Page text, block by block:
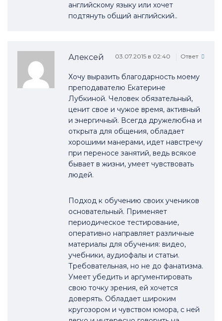
английскому языку или хочет
подтянуть общий английский..
Алексей 03.07.2015 в 02:40 Ответ
Хочу выразить благодарность моему
преподавателю Екатерине
Лубкиной. Человек обязательный,
ценит свое и чужое время, активный
и энергичный. Всегда дружелюбна и
открыта для общения, обладает
хорошими манерами, идет навстречу
при переносе занятий, ведь всякое
бывает в жизни, умеет чувствовать
людей.
Подход к обучению своих учеников
основательный. Применяет
периодическое тестирование,
оперативно направляет различные
материалы для обучения: видео,
учебники, аудиофалы и статьи.
Требовательная, но не до фанатизма.
Умеет убедить и аргументировать
свою точку зрения, ей хочется
доверять. Обладает широким
кругозором и чувством юмора, с ней